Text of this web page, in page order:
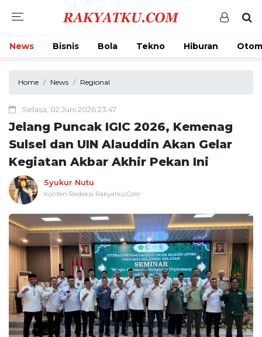
News Bisnis Bola Tekno Hiburan
Home News Regional
Selasa, 02 Juni 2026 23:47
Jelang Puncak IGIC 2026, Kemenag
Sulsel dan UIN Alauddin Akan Gelar
Kegiatan Akbar Akhir Pekan Ini
Syukur Nutu
Konten Redaksi Rakyatku.Com